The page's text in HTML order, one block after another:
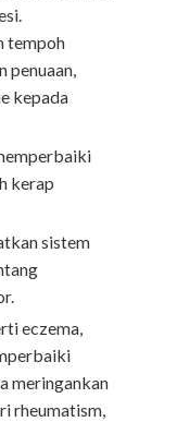
tempoh
penuaan,
kepada
kerap
sistem
eczema,
meringankan
rheumatism,